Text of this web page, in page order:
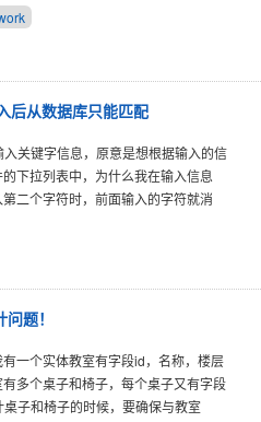
从数据库只能匹配
关键字信息，原意是想根据输入的信
下拉列表中，为什么我在输入信息
二个字符时，前面输入的字符就消
题！
一个实体教室有字段id，名称，楼层
多个桌子和椅子，每个桌子又有字段
子和椅子的时候，要确保与教室